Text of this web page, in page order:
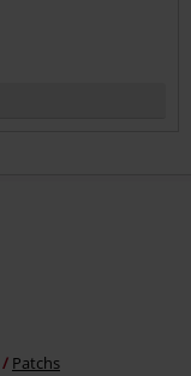
Patchs